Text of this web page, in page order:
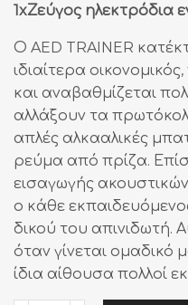
1xΖεύγος ηλεκτρόδια
Ο AED TRAINER
ιδιαίτερα
και αναβαθμίζεται
αλλάξουν τα
απλές αλκααλικές
ρεύμα από πρίζα.
εισαγωγής
ο κάθε
δικού του απινιδωτή.
όταν γίνεται
ίδια αίθουσα πολλοί